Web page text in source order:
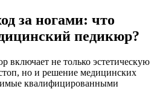
за ногами: что
педикюр?
включает не только эстетическую
но и решение медицинских
квалифицированными